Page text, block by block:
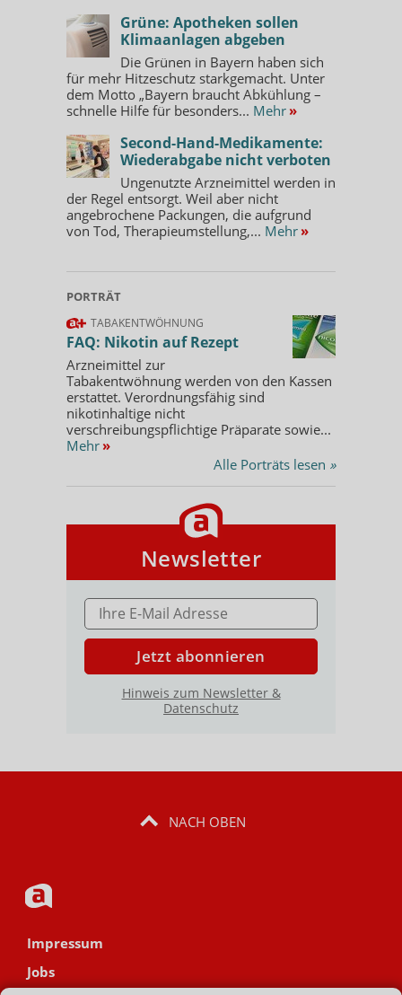
Grüne: Apotheken sollen
Klimaanlagen abgeben
Die Grünen in Bayern haben sich
für mehr Hitzeschutz starkgemacht. Unter
dem Motto „Bayern braucht Abkühlung –
schnelle Hilfe für besonders... Mehr »
Second-Hand-Medikamente:
Wiederabgabe nicht verboten
Ungenutzte Arzneimittel werden in
der Regel entsorgt. Weil aber nicht
angebrochene Packungen, die aufgrund
von Tod, Therapieumstellung,... Mehr »
PORTRÄT
TABAKENTWÖHNUNG
FAQ: Nikotin auf Rezept
Arzneimittel zur
Tabakentwöhnung werden von den Kassen
erstattet. Verordnungsfähig sind
nikotinhaltige nicht
verschreibungspflichtige Präparate sowie...
Mehr »
Alle Porträts lesen »
Newsletter
E-MAIL ADRESSE
Jetzt abonnieren
Hinweis zum Newsletter &
Datenschutz
NACH OBEN
Impressum
Jobs